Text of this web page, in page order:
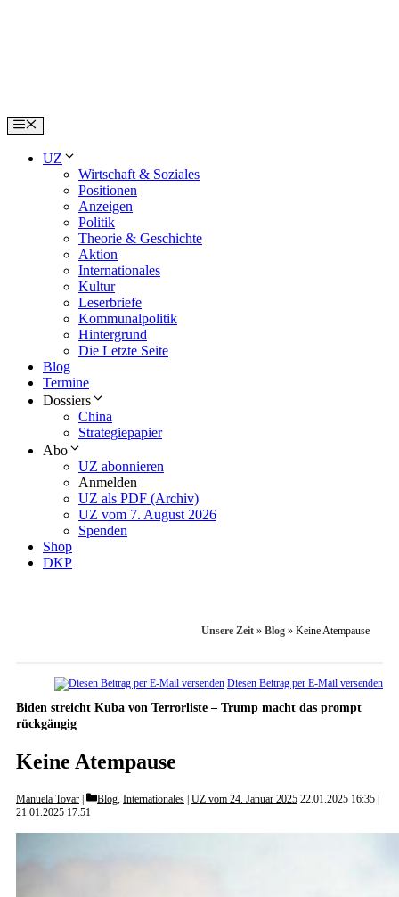
Menu
UZ
Wirtschaft & Soziales
Positionen
Anzeigen
Politik
Theorie & Geschichte
Aktion
Internationales
Kultur
Leserbriefe
Kommunalpolitik
Hintergrund
Die Letzte Seite
Blog
Termine
Dossiers
China
Strategiepapier
Abo
UZ abonnieren
Anmelden
UZ als PDF (Archiv)
UZ vom 7. August 2026
Spenden
Shop
DKP
Unsere Zeit » Blog » Keine Atempause
Diesen Beitrag per E-Mail versenden
Biden streicht Kuba von Terrorliste – Trump macht das prompt
rückgängig
Keine Atempause
Manuela Tovar Categories
Blog, Internationales UZ vom 24. Januar 2025 22.01.2025 16:35
21.01.2025 17:51